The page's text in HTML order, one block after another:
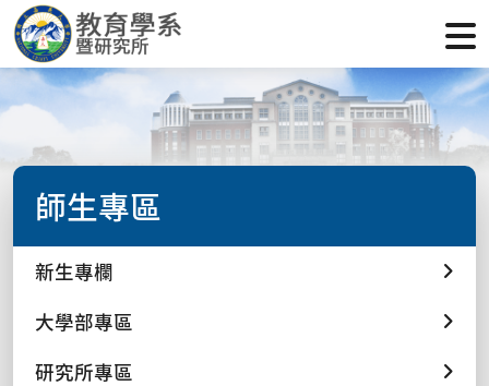
師生專區
新生專欄
大學部專區
研究所專區